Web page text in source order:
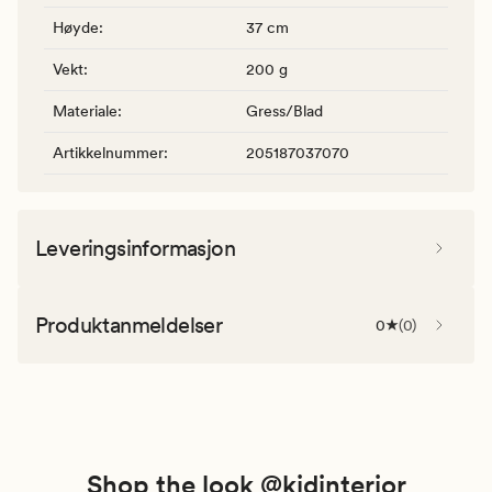
Høyde: 37 cm
Vekt: 200 g
Materiale: Gress/Blad
Artikkelnummer: 205187037070
Leveringsinformasjon
Produktanmeldelser 0 (0)
Shop the look @kidinterior